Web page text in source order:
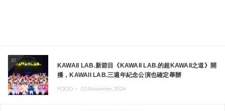
10
KAWAII LAB.新節目《KAWAII LAB.的超KAWAII之道》開
播，KAWAII LAB.三週年紀念公演也確定舉辦
FOOD ・ 05.November.2024